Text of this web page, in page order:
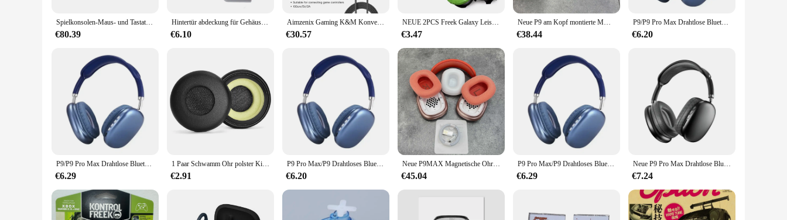
The Japan NSK kugellager 17 40 10 is not just about size; it's about performance. These bearings are engineered to deliver low-friction operation, which translates to energy savings and reduced wear
on your equipment. The high-quality materials used in their construction ensure that they can withstand the demands of heavy-duty use, making them an ideal choice for manufacturers and suppliers
Spielkonsolen-Maus- und Tastaturkonverter, kompatibel mit PS5, PS4, Xbox SeriesX/S, One, Nintendo Switch, MnK-Adapter mit 3,5 mm
€80.39
Hintertür abdeckung für Gehäuse für PSP tragbare Serie Ersatzteile
€6.10
Aimzenix Gaming K&M Konverter/Adapter für PS4, PS3, Xbox One, XSX, XSS, N-Switch, Plug and Play, für FPS/TPS/STG/RTS-Spiele
€30.57
NEUE 2PCS Freek Galaxy Leistung Daumen Grip Caps Silikon Analog Stick Caps Abdeckung für PS5 Dualsense PS4Controller Silikon kappe
€3.47
Neue P9 am Kopf montierte MAX am Kopf montierte kabellose Bluetooth-Kopfhörer mit magnetischer Ohrmuschel, Pop-up-Fensterkarten-Einfügungskabel
€38.44
P9/P9 Pro Max Drahtlose Bluetooth 5,1 Spiel Kopfhörer Headset Mit Mikrofon HiFi Sound Kopfhörer für Android iOS Sport Gaming kopfhörer
€6.20
P9/P9 Pro Max Drahtlose Bluetooth 5,1 Spiel Kopfhörer Headset Mit Mikrofon HiFi Sound Kopfhörer für Android iOS Sport Gaming kopfhörer
€6.29
1 Paar Schwamm Ohr polster Kissen bezug Ohr polster Ersatz für Jabra entwickeln 20 20se 30 30ii 40 65 65 75 75 uc ms Headset
€2.91
P9 Pro Max/P9 Drahtloses Bluetooth 5.1 Spielkopfhörer-Headset mit Mikrofon, HiFi-Sound-Kopfhörer für Android iOS Sport Gaming-Kopfhörer
€6.20
Neue P9MAX Magnetische Ohrmuschel Kopfhörer Drahtlose Kopfbedeckung Ledertasche Sport Bluetooth Pop-up Musik Kopfhörer
€45.04
P9 Pro Max/P9 Drahtloses Bluetooth 5.1 Spielkopfhörer-Headset mit Mikrofon, HiFi-Sound-Kopfhörer für Android iOS Sport Gaming-Kopfhörer
€6.29
Neue P9 Pro Max Drahtlose Bluetooth Kopfhörer Noise Cancelling Mic Over Ear Sport Gaming Mit TF Karte Slot Headset
€7.24